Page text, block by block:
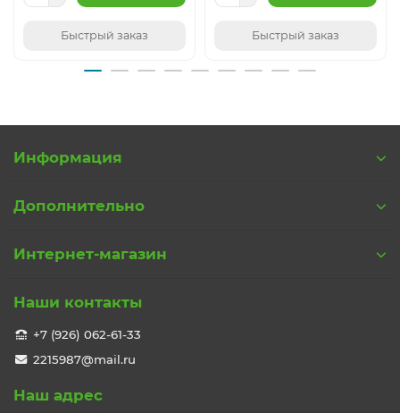
Быстрый заказ Быстрый заказ
Информация
Дополнительно
Интернет-магазин
Наши контакты
+7 (926) 062-61-33
2215987@mail.ru
Наш адрес